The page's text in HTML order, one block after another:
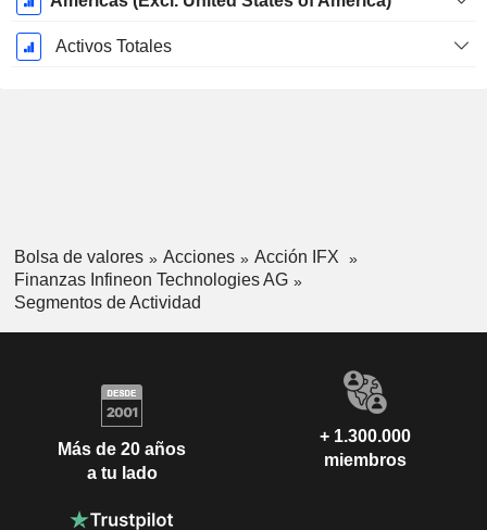
Activos Totales
Bolsa de valores Acciones
Acción IFX
Finanzas Infineon Technologies AG
Segmentos de Actividad
Más de 20 años
a tu lado
+ 1.300.000
miembros